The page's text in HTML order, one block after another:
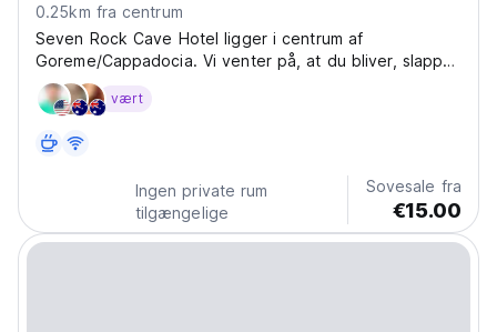
0.25km fra centrum
Seven Rock Cave Hotel ligger i centrum af
Goreme/Cappadocia. Vi venter på, at du bliver, slapper
af og har det sjovt i hjertet af Cappadocia blandt
Seven Rocks. Vores hotel er et stille og roligt sted
mens...
vært
Ingen private rum
tilgængelige
Sovesale fra
€15.00